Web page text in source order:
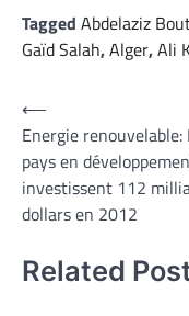
Tagged Abdelaziz
Gaïd Salah,Alger,Ali
Navigation
de
l’article
⟵
Energie renouvelable:
pays en
investissent 112
dollars en 2012
Related